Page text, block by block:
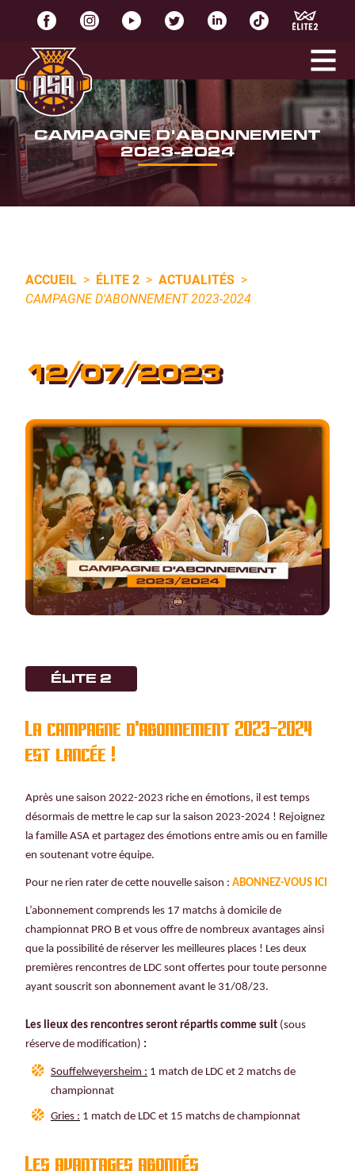
CAMPAGNE D'ABONNEMENT
2023-2024
ACCUEIL > ÉLITE 2 > ACTUALITÉS >
CAMPAGNE D'ABONNEMENT 2023-2024
12/07/2023
ÉLITE 2
La campagne d'abonnement 2023-2024
est lancée !
Après une saison 2022-2023 riche en émotions, il est temps
désormais de mettre le cap sur la saison 2023-2024 ! Rejoignez
la famille ASA et partagez des émotions entre amis ou en famille
en soutenant votre équipe.
Pour ne rien rater de cette nouvelle saison : ABONNEZ-VOUS ICI
L’abonnement comprends les 17 matchs à domicile de
championnat PRO B et vous offre de nombreux avantages ainsi
que la possibilité de réserver les meilleures places ! Les deux
premières rencontres de LDC sont offertes pour toute personne
ayant souscrit son abonnement avant le 31/08/23.
Les lieux des rencontres seront répartis comme suit (sous
réserve de modification) :
Souffelweyersheim : 1 match de LDC et 2 matchs de
championnat
Gries : 1 match de LDC et 15 matchs de championnat
Les avantages abonnés